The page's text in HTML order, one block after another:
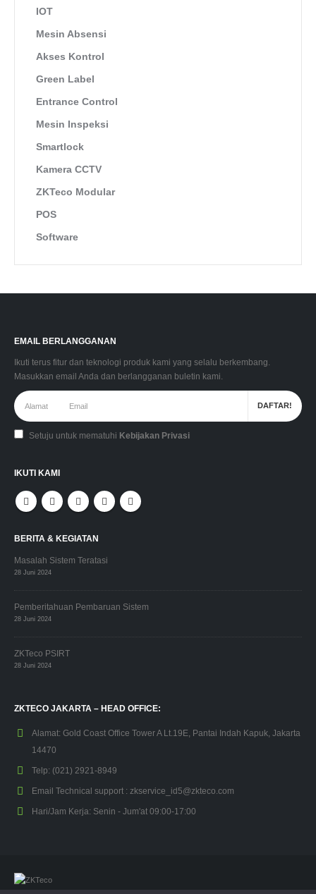
IOT
Mesin Absensi
Akses Kontrol
Green Label
Entrance Control
Mesin Inspeksi
Smartlock
Kamera CCTV
ZKTeco Modular
POS
Software
EMAIL BERLANGGANAN
Ikuti terus fitur dan teknologi produk kami yang selalu berkembang.
Masukkan email Anda dan berlangganan buletin kami.
Setuju untuk mematuhi Kebijakan Privasi
IKUTI KAMI
BERITA & KEGIATAN
Masalah Sistem Teratasi
28 Juni 2024
Pemberitahuan Pembaruan Sistem
28 Juni 2024
ZKTeco PSIRT
28 Juni 2024
ZKTECO JAKARTA – HEAD OFFICE:
Alamat: Gold Coast Office Tower A Lt.19E, Pantai Indah Kapuk, Jakarta
14470
Telp: (021) 2921-8949
Email Technical support : zkservice_id5@zkteco.com
Hari/Jam Kerja: Senin - Jum'at 09:00-17:00